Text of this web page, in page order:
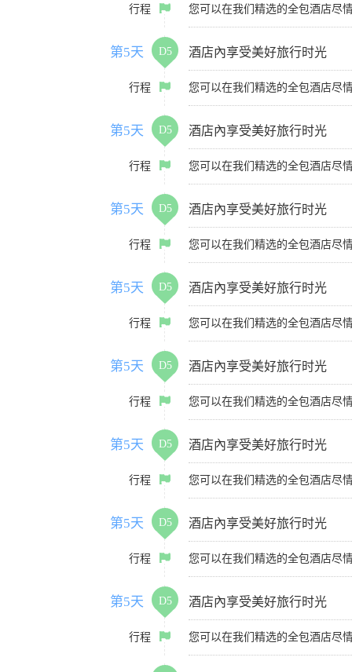
行程 您可以在我们精选的全包酒店尽
第5天 D5 酒店內享受美好旅行时光
行程 您可以在我们精选的全包酒店尽
第5天 D5 酒店內享受美好旅行时光
行程 您可以在我们精选的全包酒店尽
第5天 D5 酒店內享受美好旅行时光
行程 您可以在我们精选的全包酒店尽
第5天 D5 酒店內享受美好旅行时光
行程 您可以在我们精选的全包酒店尽
第5天 D5 酒店內享受美好旅行时光
行程 您可以在我们精选的全包酒店尽
第5天 D5 酒店內享受美好旅行时光
行程 您可以在我们精选的全包酒店尽
第5天 D5 酒店內享受美好旅行时光
行程 您可以在我们精选的全包酒店尽
第5天 D5 酒店內享受美好旅行时光
行程 您可以在我们精选的全包酒店尽